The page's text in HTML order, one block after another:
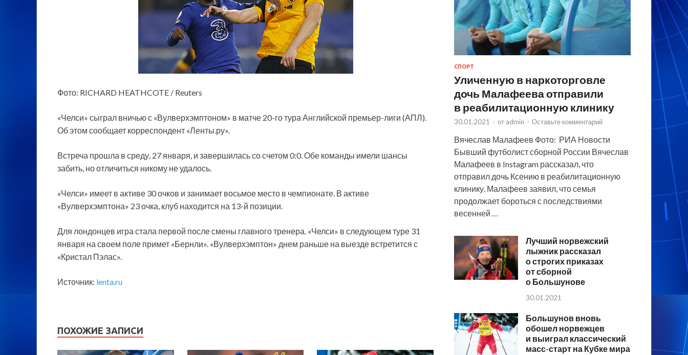
Фото: RICHARD HEATHCOTE / Reuters
«Челси» сыграл вничью с «Вулверхэмптоном» в матче 20-го тура Английской премьер-лиги (АПЛ).
Об этом сообщает корреспондент «Ленты.ру».
Встреча прошла в среду, 27 января, и завершилась со счетом 0:0. Обе команды имели шансы
забить, но отличиться никому не удалось.
«Челси» имеет в активе 30 очков и занимает восьмое место в чемпионате. В активе
«Вулверхэмптона» 23 очка, клуб находится на 13-й позиции.
Для лондонцев игра стала первой после смены главного тренера. «Челси» в следующем туре 31
января на своем поле примет «Бернли». «Вулверхэмптон» днем раньше на выезде встретится с
«Кристал Пэлас».
Источник: lenta.ru
ПОХОЖИЕ ЗАПИСИ
СПОРТ
Уличенную в наркоторговле
дочь Малафеева отправили
в реабилитационную клинику
30.01.2021 - от admin - Оставьте комментарий
Вячеслав Малафеев Фото: РИА Новости
Бывший футболист сборной России Вячеслав
Малафеев в Instagram рассказал, что
отправил дочь Ксению в реабилитационную
клинику. Малафеев заявил, что семья
продолжает бороться с последствиями
весенней …
Лучший норвежский
лыжник рассказал
о строгих приказах
от сборной
о Большунове
30.01.2021
Большунов вновь
обошел норвежцев
и выиграл классический
масс-старт на Кубке мира